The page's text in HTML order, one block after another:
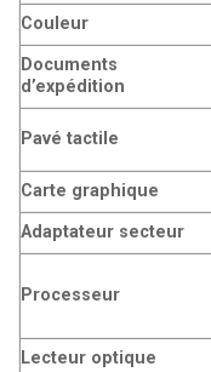
Couleur
Documents
d’expédition
Pavé tactile
Carte graphique
Adaptateur secteur
Processeur
Lecteur optique